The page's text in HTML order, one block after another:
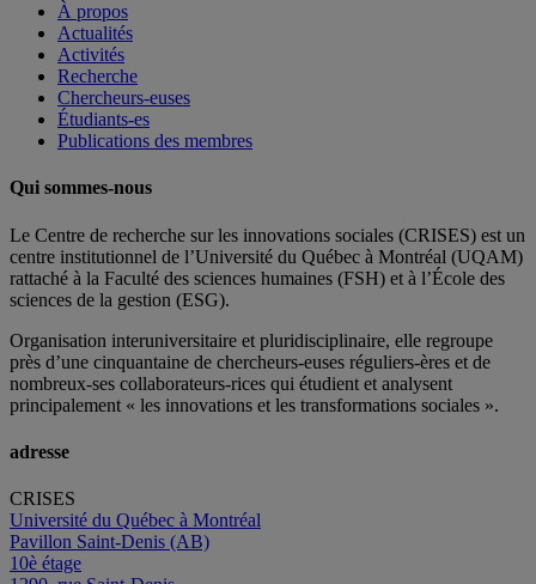
À propos
Actualités
Activités
Recherche
Chercheurs-euses
Étudiants-es
Publications des membres
Qui sommes-nous
Le Centre de recherche sur les innovations sociales (CRISES) est un
centre institutionnel de l’Université du Québec à Montréal (UQAM)
rattaché à la Faculté des sciences humaines (FSH) et à l’École des
sciences de la gestion (ESG).
Organisation interuniversitaire et pluridisciplinaire, elle regroupe
près d’une cinquantaine de chercheurs-euses réguliers-ères et de
nombreux-ses collaborateurs-rices qui étudient et analysent
principalement « les innovations et les transformations sociales ».
adresse
CRISES
Université du Québec à Montréal
Pavillon Saint-Denis (AB)
10è étage